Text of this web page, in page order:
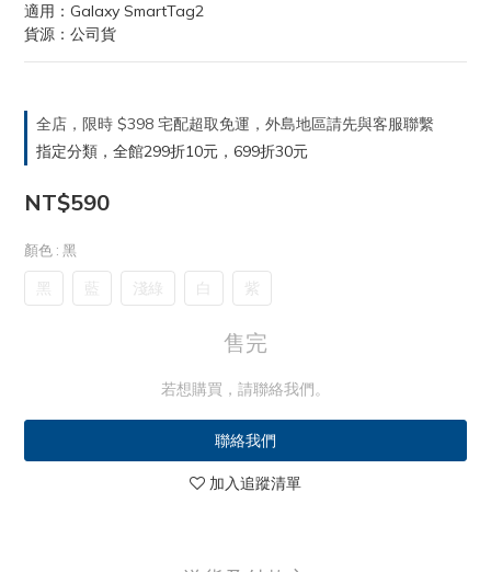
適用：Galaxy SmartTag2
貨源：公司貨
全店，限時 $398 宅配超取免運，外島地區請先與客服聯繫
指定分類，全館299折10元，699折30元
NT$590
顏色 : 黑
黑 藍 淺綠 白 紫
售完
若想購買，請聯絡我們。
聯絡我們
加入追蹤清單